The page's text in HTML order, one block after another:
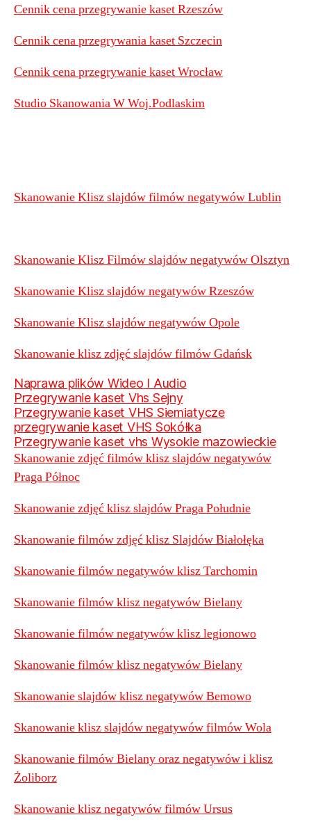
Cennik cena przegrywanie kaset Rzeszów
Cennik cena przegrywania kaset Szczecin
Cennik cena przegrywanie kaset Wrocław
Studio Skanowania W Woj.Podlaskim
Skanowanie Klisz slajdów filmów negatywów Lublin
Skanowanie Klisz Filmów slajdów negatywów Olsztyn
Skanowanie Klisz slajdów negatywów Rzeszów
Skanowanie Klisz slajdów negatywów Opole
Skanowanie klisz zdjęć slajdów filmów Gdańsk
Naprawa plików Wideo I Audio
Przegrywanie kaset Vhs Sejny
Przegrywanie kaset VHS Siemiatycze
przegrywanie kaset VHS Sokółka
Przegrywanie kaset vhs Wysokie mazowieckie
Skanowanie zdjęć filmów klisz slajdów negatywów
Praga Północ
Skanowanie zdjęć klisz slajdów Praga Południe
Skanowanie filmów zdjęć klisz Slajdów Białołęka
Skanowanie filmów negatywów klisz Tarchomin
Skanowanie filmów klisz negatywów Bielany
Skanowanie filmów negatywów klisz legionowo
Skanowanie filmów klisz negatywów Bielany
Skanowanie slajdów klisz negatywów Bemowo
Skanowanie klisz slajdów negatywów filmów Wola
Skanowanie filmów Bielany oraz negatywów i klisz
Żoliborz
Skanowanie klisz negatywów filmów Ursus